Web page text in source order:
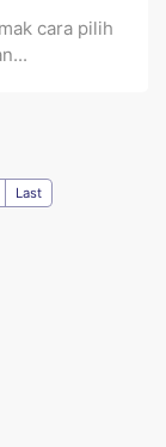
cara pilih
Last